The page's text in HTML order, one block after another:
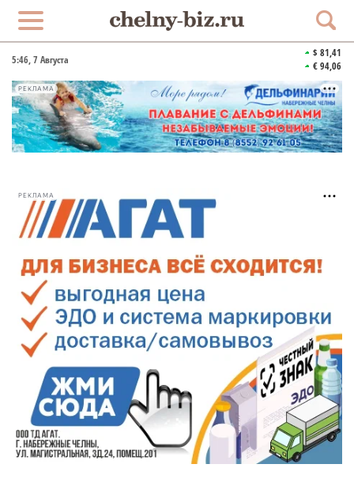
5:46, 7 Августа
$ 81,41
€ 94,06
РЕКЛАМА
РЕКЛАМА